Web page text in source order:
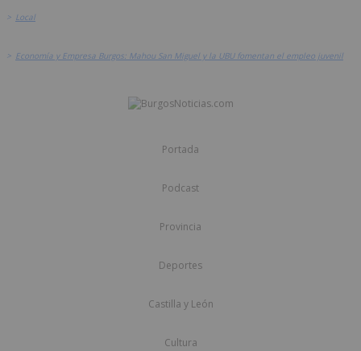
> Local
> Economía y Empresa Burgos: Mahou San Miguel y la UBU fomentan el empleo juvenil
Portada
Podcast
Provincia
Deportes
Castilla y León
Cultura